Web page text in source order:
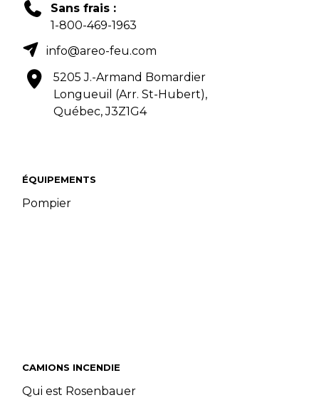
ÉQUIPEMENTS
Pompier
CAMIONS INCENDIE
Qui est Rosenbauer
Sans frais :
1-800-469-1963
info@areo-feu.com
5205 J.-Armand Bomardier
Longueuil (Arr. St-Hubert),
Québec, J3Z1G4